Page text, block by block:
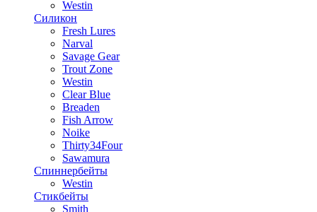
Westin
Силикон
Fresh Lures
Narval
Savage Gear
Trout Zone
Westin
Clear Blue
Breaden
Fish Arrow
Noike
Thirty34Four
Sawamura
Спиннербейты
Westin
Стикбейты
Smith